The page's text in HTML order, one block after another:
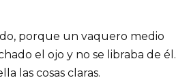
porque un vaquero medio
el ojo y no se libraba de él.
las cosas claras.